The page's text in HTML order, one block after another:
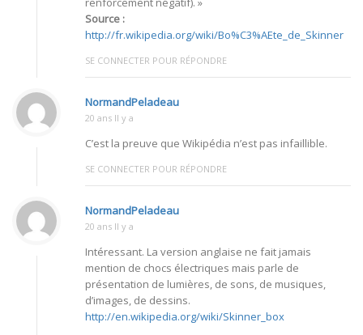
Source :
http://fr.wikipedia.org/wiki/Bo%C3%AEte_de_Skinner
SE CONNECTER POUR RÉPONDRE
NormandPeladeau
20 ans Il y a
C’est la preuve que Wikipédia n’est pas infaillible.
SE CONNECTER POUR RÉPONDRE
NormandPeladeau
20 ans Il y a
Intéressant. La version anglaise ne fait jamais
mention de chocs électriques mais parle de
présentation de lumières, de sons, de musiques,
d’images, de dessins.
http://en.wikipedia.org/wiki/Skinner_box